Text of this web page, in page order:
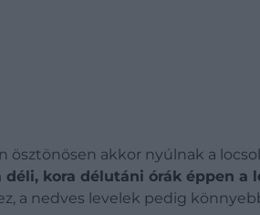
ösztönösen akkor nyúlnak a
déli, kora délutáni órák éppen
a nedves levelek pedig